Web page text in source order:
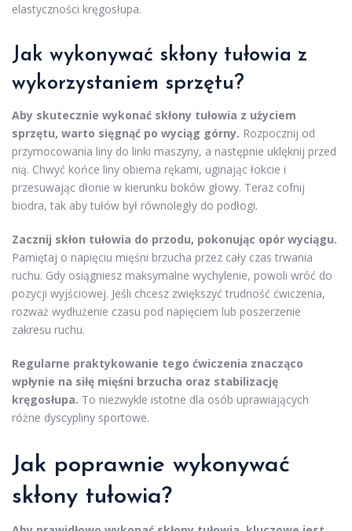
elastyczności kręgosłupa.
Jak wykonywać skłony tułowia z
wykorzystaniem sprzętu?
Aby skutecznie wykonać skłony tułowia z użyciem
sprzętu, warto sięgnąć po wyciąg górny. Rozpocznij od
przymocowania liny do linki maszyny, a następnie uklęknij przed
nią. Chwyć końce liny obiema rękami, uginając łokcie i
przesuwając dłonie w kierunku boków głowy. Teraz cofnij
biodra, tak aby tułów był równoległy do podłogi.
Zacznij skłon tułowia do przodu, pokonując opór wyciągu.
Pamiętaj o napięciu mięśni brzucha przez cały czas trwania
ruchu. Gdy osiągniesz maksymalne wychylenie, powoli wróć do
pozycji wyjściowej. Jeśli chcesz zwiększyć trudność ćwiczenia,
rozważ wydłużenie czasu pod napięciem lub poszerzenie
zakresu ruchu.
Regularne praktykowanie tego ćwiczenia znacząco
wpłynie na siłę mięśni brzucha oraz stabilizację
kręgosłupa. To niezwykle istotne dla osób uprawiających
różne dyscypliny sportowe.
Jak poprawnie wykonywać
skłony tułowia?